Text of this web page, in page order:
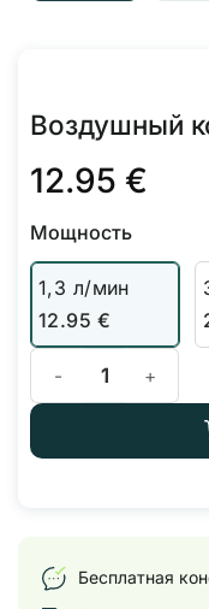
Воздушный
12.95 €
Мощность
1,3 л/мин
12.95 €
Количество товара
Бесплатная